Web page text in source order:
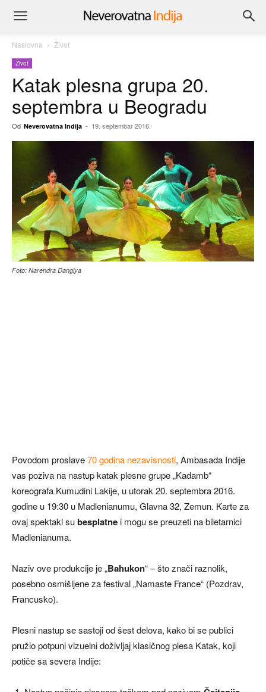
Naslovna Život
Život
Katak plesna grupa 20.
septembra u Beogradu
Od Neverovatna Indija - 19. septembar 2016.
Foto: Narendra Dangiya
Povodom proslave70 godina nezavisnosti, Ambasada Indije
vas poziva na nastup katak plesne grupe „Kadamb“
koreografa Kumudini Lakije, u utorak 20. septembra 2016.
godine u 19:30 u Madlenianumu, Glavna 32, Zemun. Karte za
ovaj spektakl subesplatnei mogu se preuzeti na biletarnici
Madlenianuma.
Naziv ove produkcije je „Bahukon“ – što znači raznolik,
posebno osmišljene za festival „Namaste France“ (Pozdrav,
Francusko).
Plesni nastup se sastoji od šest delova, kako bi se publici
pružio potpuni vizuelni doživljaj klasičnog plesa Katak, koji
potiče sa severa Indije: